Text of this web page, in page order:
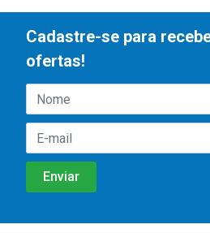
Cadastre-se para
ofertas!